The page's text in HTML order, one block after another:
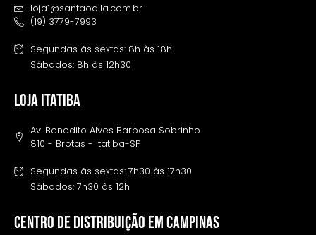
loja1@santaodila.com.br
(19) 3779-7993
Segundas às sextas: 8h às 18h
Sábados: 8h às 12h30
LOJA ITATIBA
Av. Benedito Alves Barbosa Sobrinho
810 - Brotas - Itatiba-SP
Segundas às sextas: 7h30 às 17h30
Sábados: 7h30 às 12h
Centro de distribuição em campinas